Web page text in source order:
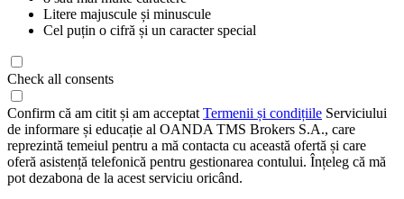
Litere majuscule și minuscule
Cel puțin o cifră și un caracter special
Check all consents
Confirm că am citit și am acceptat Termenii și condițiile Serviciului
de informare și educație al OANDA TMS Brokers S.A., care
reprezintă temeiul pentru a mă contacta cu această ofertă și care
oferă asistență telefonică pentru gestionarea contului. Înțeleg că mă
pot dezabona de la acest serviciu oricând.